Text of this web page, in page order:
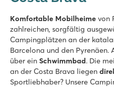
Terrassencampingplatz
An einem wunderschönen
Nahe des quirligen Playa d’
La Masia
La Masia
Spanien - - Costa Brava - Blanes
Komfortable Mobilheime von
zahlreichen, sorgfältig
Campingplätzen an der
Barcelona und den
über ein Schwimmbad. Die
an der Costa Brava liegen
Sportliebhaber? Unsere